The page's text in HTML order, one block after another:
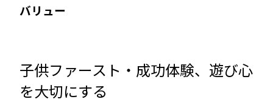
バリュー
子供ファースト・成功体験、遊び心
を大切にする